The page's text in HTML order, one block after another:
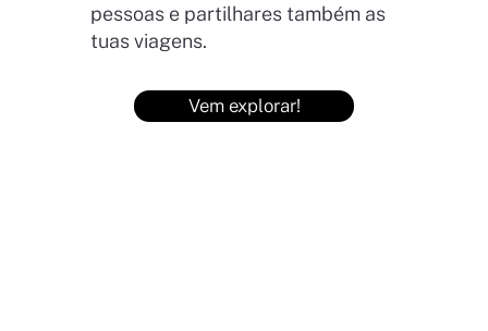
pessoas e partilhares também as
tuas viagens.
Vem explorar!